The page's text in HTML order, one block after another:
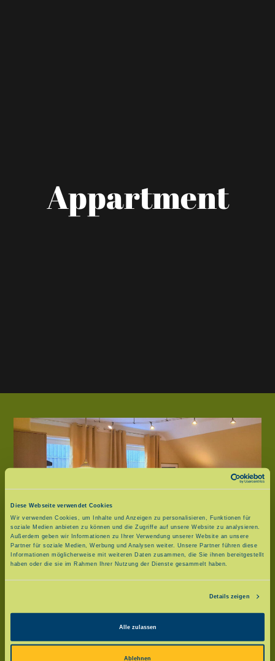
Diese Webseite verwendet Cookies
Wir verwenden Cookies, um Inhalte und Anzeigen zu personalisieren, Funktionen für
soziale Medien anbieten zu können und die Zugriffe auf unsere Website zu analysieren.
Außerdem geben wir Informationen zu Ihrer Verwendung unserer Website an unsere
Partner für soziale Medien, Werbung und Analysen weiter. Unsere Partner führen diese
Informationen möglicherweise mit weiteren Daten zusammen, die Sie ihnen bereitgestellt
haben oder die sie im Rahmen Ihrer Nutzung der Dienste gesammelt haben.
Details zeigen
Alle zulassen
Ablehnen
Appartment
bis zu 4 Personen (mit Balkon) Wohnzimmer
mit Küchenzeile, Schlafzimmer, Dusche/WC.